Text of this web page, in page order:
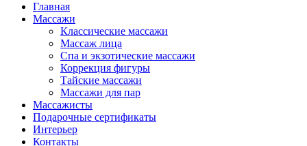
Главная
Массажи
Классические массажи
Массаж лица
Спа и экзотические массажи
Коррекция фигуры
Тайские массажи
Массажи для пар
Массажисты
Подарочные сертификаты
Интерьер
Контакты